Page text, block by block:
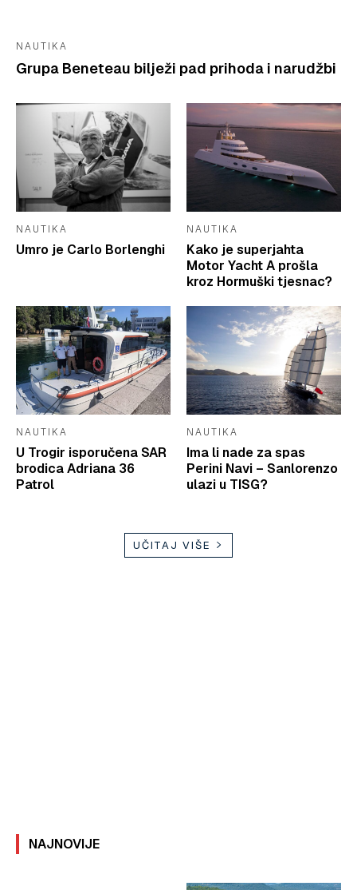
NAUTIKA
Grupa Beneteau bilježi pad prihoda i narudžbi
NAUTIKA
Umro je Carlo Borlenghi
NAUTIKA
Kako je superjahta
Motor Yacht A prošla
kroz Hormuški tjesnac?
NAUTIKA
U Trogir isporučena SAR
brodica Adriana 36
Patrol
NAUTIKA
Ima li nade za spas
Perini Navi – Sanlorenzo
ulazi u TISG?
UČITAJ VIŠE
NAJNOVIJE